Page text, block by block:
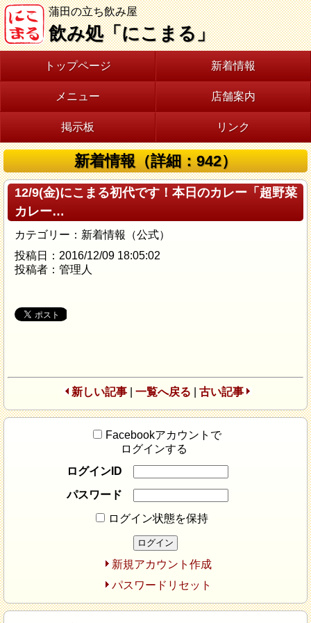
蒲田の立ち飲み屋
飲み処「にこまる」
トップページ 新着情報
メニュー 店舗案内
掲示板 リンク
新着情報（詳細：942）
12/9(金)にこまる初代です！本日のカレー「超野菜
カレー…
カテゴリー：新着情報（公式）
投稿日：2016/12/09 18:05:02
投稿者：管理人
新しい記事| 一覧へ戻る 古い記事
Facebookアカウントで
ログインする
ログインID
パスワード
ログイン状態を保持
新規アカウント作成
パスワードリセット